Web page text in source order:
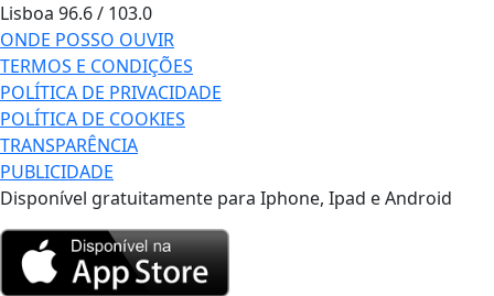
Lisboa 96.6 / 103.0
ONDE POSSO OUVIR
TERMOS E CONDIÇÕES
POLÍTICA DE PRIVACIDADE
POLÍTICA DE COOKIES
TRANSPARÊNCIA
PUBLICIDADE
Disponível gratuitamente para Iphone, Ipad e Android